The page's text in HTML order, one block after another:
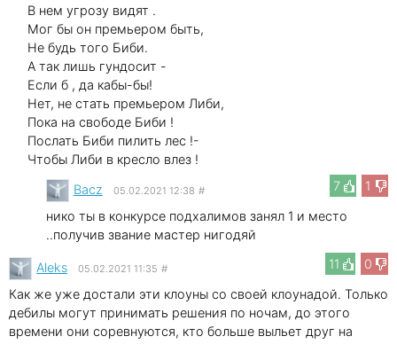
В нем угрозу видят .
Мог бы он премьером быть,
Не будь того Биби.
А так лишь гундосит -
Если б , да кабы-бы!
Нет, не стать премьером Либи,
Пока на свободе Биби !
Послать Биби пилить лес !-
Чтобы Либи в кресло влез !
7
1
Bacz 05.02.2021 12:38 #
нико ты в конкурсе подхалимов занял 1 и место
..получив звание мастер нигодяй
11
0
Aleks 05.02.2021 11:35 #
Как же уже достали эти клоуны со своей клоунадой. Только
дебилы могут принимать решения по ночам, до этого
времени они соревнуются, кто больше выльет друг на